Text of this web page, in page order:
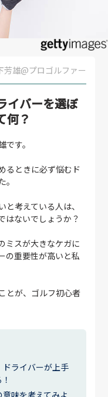
芳雄@プロゴルファー
イバーを選ぼ
何？
す。
るときに必ず悩むド
考えている人は、
はないでしょうか？
ミスが大きなケガに
の重要性が高いと私
とが、ゴルフ初心者
ドライバーが上手
味を考えてみよ